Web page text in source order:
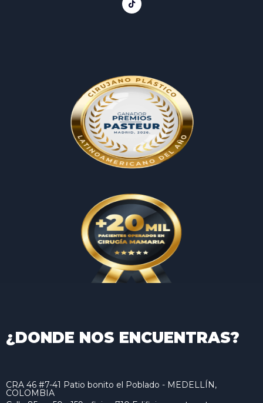
¿DONDE NOS ENCUENTRAS?
CRA 46 #7-41 Patio bonito el Poblado - MEDELLÍN,
COLOMBIA